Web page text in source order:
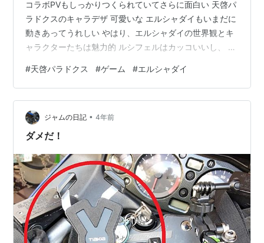
コラボPVもしっかりつくられていてさらに面白い 天啓パ
ラドクスのキャラデザ 可愛いな エルシャダイもいまだに
動きあってうれしい やはり、エルシャダイの世界観とキ
ャラクターたちは魅力的 ルシフェルはカッコいいし、 イ
かとネタ扱いで笑える
#天啓パラドクス #ゲーム #エルシャダイ
ジャムの日記 • 4年前
ダメだ！